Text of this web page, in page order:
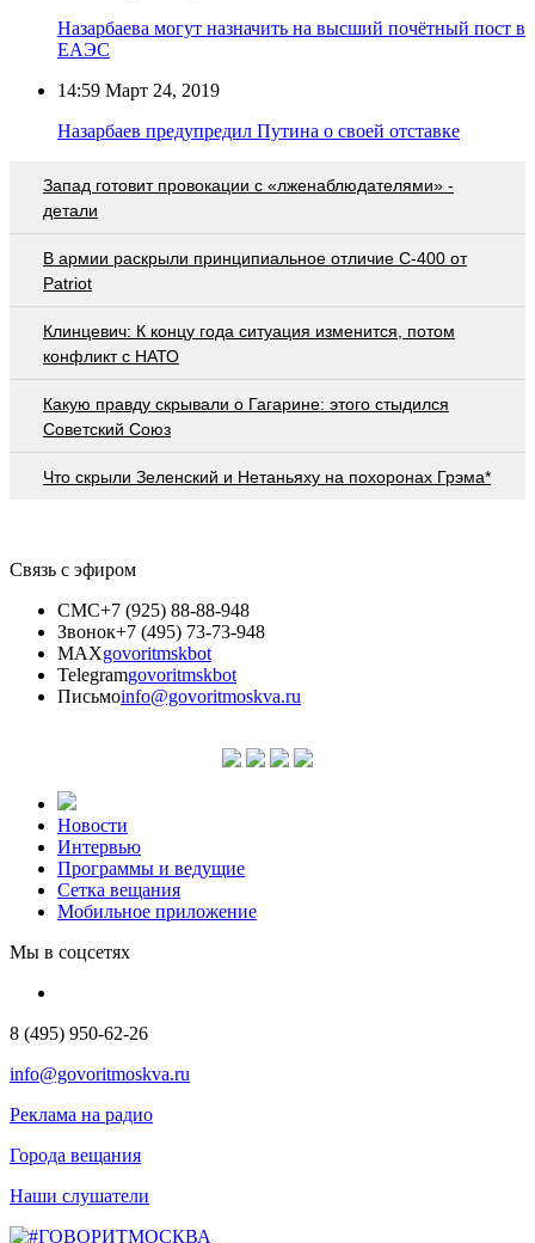
Назарбаева могут назначить на высший почётный пост в
ЕАЭС
14:59 Март 24, 2019
Назарбаев предупредил Путина о своей отставке
Запад готовит провокации с «лженаблюдателями» -
детали
В армии раскрыли принципиальное отличие С-400 от
Patriot
Клинцевич: К концу года ситуация изменится, потом
конфликт с НАТО
Какую правду скрывали о Гагарине: этого стыдился
Советский Союз
Что скрыли Зеленский и Нетаньяху на похоронах Грэма*
Связь с эфиром
СМС+7 (925) 88-88-948
Звонок+7 (495) 73-73-948
MAXgovoritmskbot
Telegramgovoritmskbot
Письмоinfo@govoritmoskva.ru
Новости
Интервью
Программы и ведущие
Сетка вещания
Мобильное приложение
Мы в соцсетях
8 (495) 950-62-26
info@govoritmoskva.ru
Реклама на радио
Города вещания
Наши слушатели